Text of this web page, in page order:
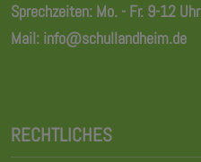
Sprechzeiten: Mo. - Fr. 9-12 Uhr
Mail: info@schullandheim.de
RECHTLICHES